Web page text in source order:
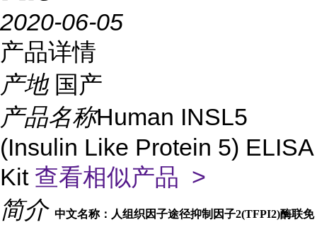
2020-06-05
产品详情
产地 国产
产品名称Human INSL5
(Insulin Like Protein 5) ELISA
Kit 查看相似产品 >
简介 中文名称：人组织因子途径抑制因子2(TFPI2)酶联免